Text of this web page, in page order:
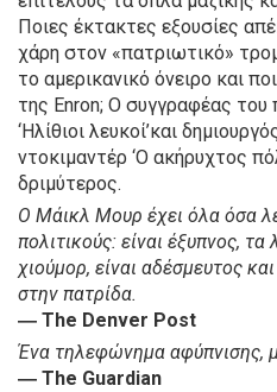
Ποιες έκτακτες εξουσίες
χάρη στον «πατριωτικό»
το αμερικανικό όνειρο και
της Enron; Ο συγγραφέας
‘Ηλίθιοι λευκοί’και
ντοκιμαντέρ ‘Ο ακήρυχτος
δριμύτερος.
O Μάικλ Μουρ έχει όλα όσα
πολιτικούς: είναι έξυπνος, τα
χιούμορ, είναι αδέσμευτος
στην πατρίδα.
― The Denver Post
Ένα τηλεφώνημα αφύπνισης,
― The Guardian